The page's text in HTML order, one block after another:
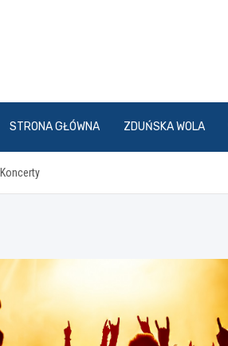
STRONA GŁÓWNA ZDUŃSKA WOLA
Koncerty